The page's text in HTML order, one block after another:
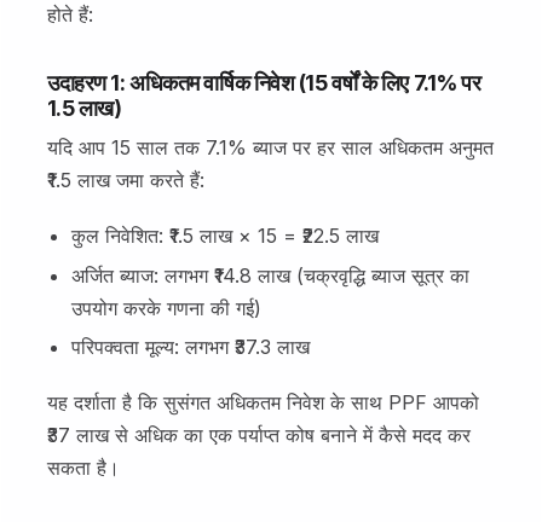
होते हैं:
उदाहरण 1: अधिकतम वार्षिक निवेश (15 वर्षों के लिए 7.1% पर
₹1.5 लाख)
यदि आप 15 साल तक 7.1% ब्याज पर हर साल अधिकतम अनुमत
₹1.5 लाख जमा करते हैं:
कुल निवेशित: ₹1.5 लाख × 15 = ₹22.5 लाख
अर्जित ब्याज: लगभग ₹14.8 लाख (चक्रवृद्धि ब्याज सूत्र का
उपयोग करके गणना की गई)
परिपक्वता मूल्य: लगभग ₹37.3 लाख
यह दर्शाता है कि सुसंगत अधिकतम निवेश के साथ PPF आपको
₹37 लाख से अधिक का एक पर्याप्त कोष बनाने में कैसे मदद कर
सकता है।